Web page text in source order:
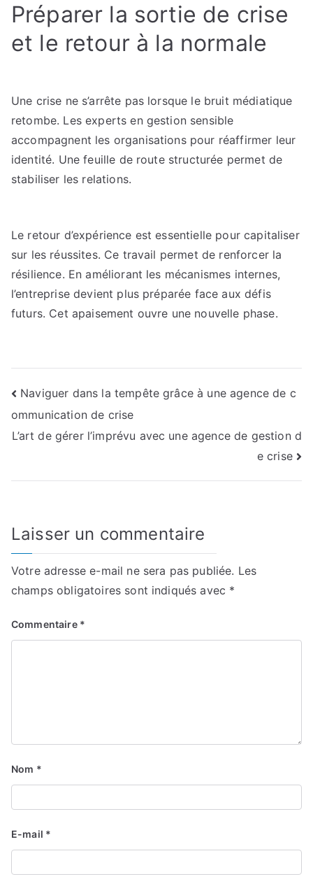
Préparer la sortie de crise
et le retour à la normale
Une crise ne s’arrête pas lorsque le bruit médiatique
retombe. Les experts en gestion sensible
accompagnent les organisations pour réaffirmer leur
identité. Une feuille de route structurée permet de
stabiliser les relations.
Le retour d’expérience est essentielle pour capitaliser
sur les réussites. Ce travail permet de renforcer la
résilience. En améliorant les mécanismes internes,
l’entreprise devient plus préparée face aux défis
futurs. Cet apaisement ouvre une nouvelle phase.
Navigation
de
Naviguer dans la tempête grâce à une agence de c
ommunication de crise
L’art de gérer l’imprévu avec une agence de gestion d
e crise
Laisser un commentaire
Votre adresse e-mail ne sera pas publiée. Les
champs obligatoires sont indiqués avec *
Commentaire *
Nom *
E-mail *